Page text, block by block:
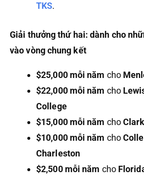
TKS.
Giải thưởng thứ hai: dành cho
vào vòng chung kết
$25,000 mỗi năm cho
$22,000 mỗi năm cho
College
$15,000 mỗi năm cho
$10,000 mỗi năm cho
Charleston
$2,500 mỗi năm cho